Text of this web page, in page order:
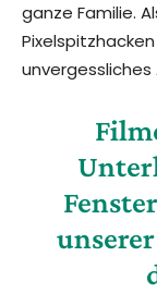
ganze Familie.